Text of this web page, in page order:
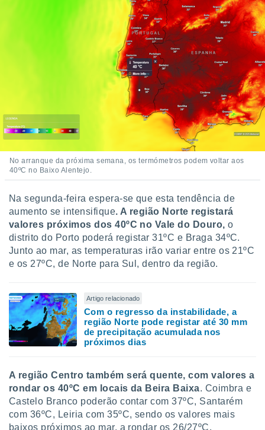
No arranque da próxima semana, os termómetros podem voltar aos
40ºC no Baixo Alentejo.
Na segunda-feira espera-se que esta tendência de
aumento se intensifique. A região Norte registará
valores próximos dos 40ºC no Vale do Douro, o
distrito do Porto poderá registar 31ºC e Braga 34ºC.
Junto ao mar, as temperaturas irão variar entre os 21ºC
e os 27ºC, de Norte para Sul, dentro da região.
Artigo relacionado
Com o regresso da instabilidade, a
região Norte pode registar até 30 mm
de precipitação acumulada nos
próximos dias
A região Centro também será quente, com valores a
rondar os 40ºC em locais da Beira Baixa. Coimbra e
Castelo Branco poderão contar com 37ºC, Santarém
com 36ºC, Leiria com 35ºC, sendo os valores mais
baixos próximos ao mar, a rondar os 26/27ºC.